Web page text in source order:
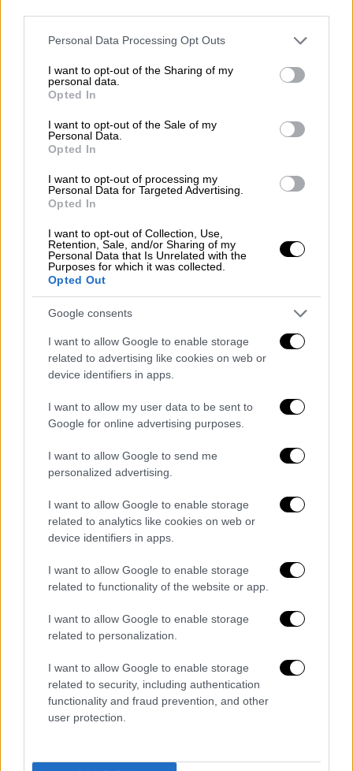
Please note that this website/app uses one or more Google
not limited to your visit or usage behaviour. You may click to
grant or deny consent to Google and its third-party tags to
use your data for below specified purposes in below Google
consent section.
Personal Data Processing Opt Outs
I want to opt-out of the Sharing of my
personal data.
Opted In
I want to opt-out of the Sale of my
Personal Data.
Opted In
I want to opt-out of processing my
Personal Data for Targeted Advertising.
Opted In
I want to opt-out of Collection, Use,
Retention, Sale, and/or Sharing of my
Personal Data that Is Unrelated with the
Purposes for which it was collected.
Opted Out
Google consents
I want to allow Google to enable storage
related to advertising like cookies on web or
device identifiers in apps.
I want to allow my user data to be sent to
Google for online advertising purposes.
I want to allow Google to send me
personalized advertising.
I want to allow Google to enable storage
related to analytics like cookies on web or
device identifiers in apps.
I want to allow Google to enable storage
related to functionality of the website or app.
I want to allow Google to enable storage
related to personalization.
I want to allow Google to enable storage
related to security, including authentication
functionality and fraud prevention, and other
user protection.
28/2/2026 Α3 927 Τελ Αβίβ Αθήνα
28/2/2026 Α3 928
01/03/2026 Α3 967 Αθήνα
01/03/2026 Α3 929 Τελ Αβίβ Αθήνα
01/03/2026 Α3 926 Αθήνα Τελ Αβίβ
01/03/2026 A3 927
01/03/2026 A3 922 Αθήνα Τελ Αβίβ
01/03/2026 Α3 946
01/03/2026 A3 958 Αθήνα
01/03/2026 A3 959
01/03/2026 A3 956
Ντάμπι
Αθήνα
01/03/2026 A3 952 Αθήνα Ριάντ
01/03/2026 Α3 950
02/03/2026 A3 929 Τελ Αβίβ Αθήνα